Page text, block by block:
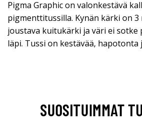
Pigma Graphic on valonkestävä
pigmenttitussilla. Kynän kärki on 3
joustava kuitukärki ja väri ei sotke
läpi. Tussi on kestävää,
SUOSITUIMMAT